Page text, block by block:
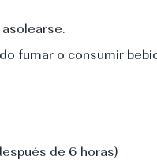
fumar o consumir
de 6 horas)